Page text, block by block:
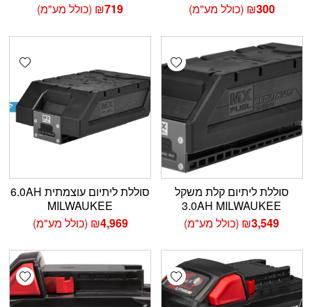
₪300 (כולל מע"מ)
₪719 (כולל מע"מ)
Add wishlist
סוללת ליתיום קלת משקל
3.0AH MILWAUKEE
₪3,549 (כולל מע"מ)
סוללת ליתיום עוצמתית 6.0AH
MILWAUKEE
₪4,969 (כולל מע"מ)
Add wishlist